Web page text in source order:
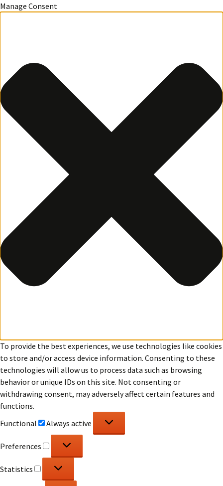
Manage Consent
To provide the best experiences, we use technologies like cookies
to store and/or access device information. Consenting to these
technologies will allow us to process data such as browsing
behavior or unique IDs on this site. Not consenting or
withdrawing consent, may adversely affect certain features and
functions.
Functional
Always active
Preferences
Statistics